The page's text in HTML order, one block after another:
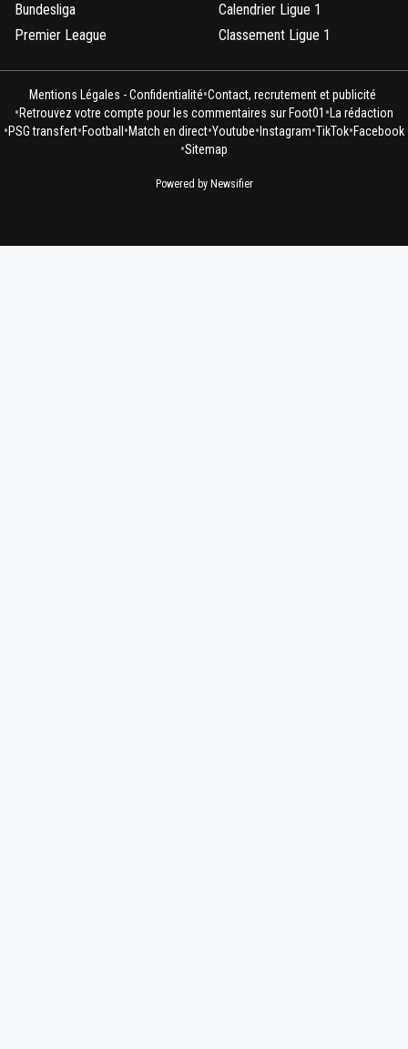
Bundesliga
Premier League
Calendrier Ligue 1
Classement Ligue 1
Mentions Légales - Confidentialité•Contact, recrutement et publicité
•Retrouvez votre compte pour les commentaires sur Foot01 •La rédaction
•PSG transfert•Football •Match en direct•Youtube• Instagram•TikTok•Facebook
•Sitemap
Powered by Newsifier